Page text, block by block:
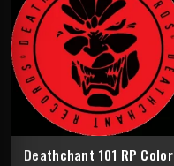
Deathchant 101 RP Color